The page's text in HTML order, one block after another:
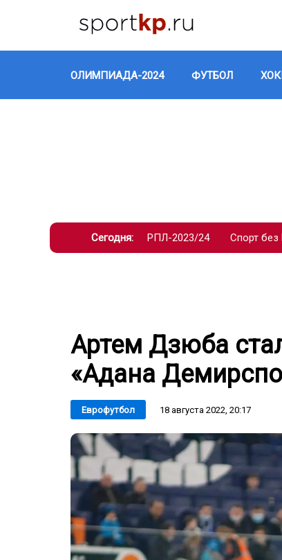
ОЛИМПИАДА-2024 ФУТБОЛ
Сегодня: РПЛ-2023/24 Спорт без
Артем Дзюба
«Адана
Еврофутбол 18 августа 2022, 20:17